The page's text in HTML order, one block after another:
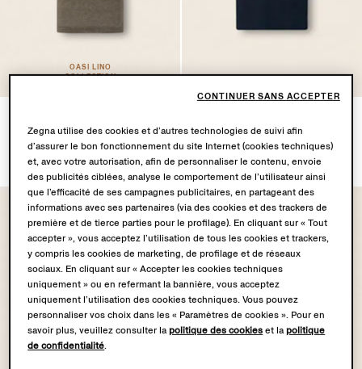
OASI LINO
COLLECTION
Foncé
€790.00
Marine
€575.00
Zegna utilise des cookies et d’autres technologies de suivi afin
d’assurer le bon fonctionnement du site Internet (cookies techniques)
et, avec votre autorisation, afin de personnaliser le contenu, envoie
des publicités ciblées, analyse le comportement de l’utilisateur ainsi
que l’efficacité de ses campagnes publicitaires, en partageant des
informations avec ses partenaires (via des cookies et des trackers de
première et de tierce parties pour le profilage). En cliquant sur « Tout
accepter », vous acceptez l’utilisation de tous les cookies et trackers,
y compris les cookies de marketing, de profilage et de réseaux
sociaux. En cliquant sur « Accepter les cookies techniques
uniquement » ou en refermant la bannière, vous acceptez
uniquement l’utilisation des cookies techniques. Vous pouvez
personnaliser vos choix dans les « Paramètres de cookies ». Pour en
savoir plus, veuillez consulter lapolitique des cookies et lapolitique
de confidentialité.
CONTINUER SANS ACCEPTER